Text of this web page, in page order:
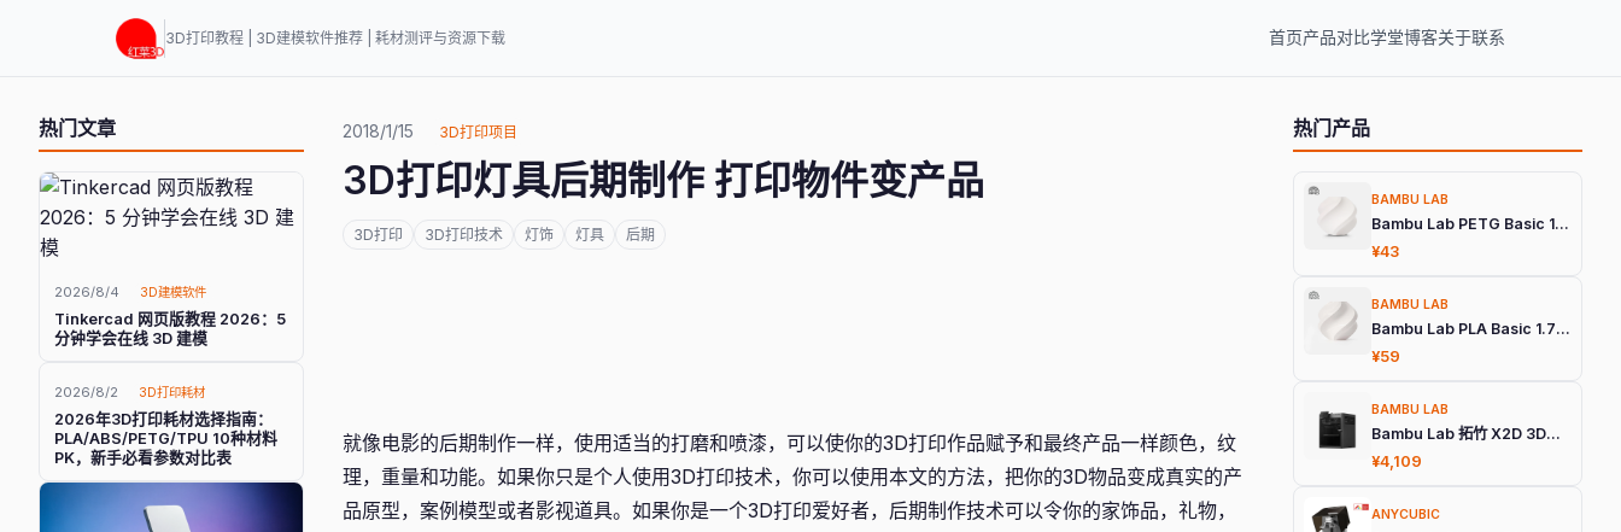
3D打印教程 | 3D建模软件推荐 | 耗材测评与资源下载 首页产品对比学堂博客关于联系
热门文章
2026/8/4 3D建模软件
Tinkercad 网页版教程 2026：5
分钟学会在线 3D 建模
2026/8/2 3D打印耗材
2026年3D打印耗材选择指南：
PLA/ABS/PETG/TPU 10种材料
PK，新手必看参数对比表
2018/1/15 3D打印项目
3D打印灯具后期制作 打印物件变产品
3D打印 3D打印技术 灯饰 灯具 后期
就像电影的后期制作一样，使用适当的打磨和喷漆，可以使你的3D打印作品赋予和最终产品一样颜色，纹
理，重量和功能。如果你只是个人使用3D打印技术，你可以使用本文的方法，把你的3D物品变成真实的产
品原型，案例模型或者影视道具。如果你是一个3D打印爱好者，后期制作技术可以令你的家饰品，礼物，
热门产品
BAMBU LAB
Bambu Lab PETG Basic 1.75mm 3D打印耗材
¥43
BAMBU LAB
Bambu Lab PLA Basic 1.75mm 3D打印耗材
¥59
BAMBU LAB
Bambu Lab 拓竹 X2D 3D打印机
¥4,109
ANYCUBIC